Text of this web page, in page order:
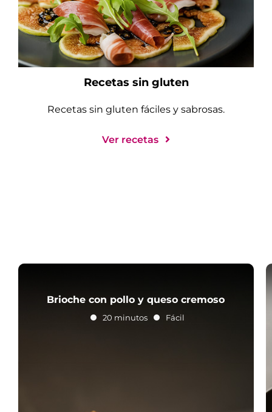
Recetas sin gluten
Recetas sin gluten fáciles y sabrosas.
Ver recetas
Brioche con pollo y queso cremoso
20 minutos Fácil